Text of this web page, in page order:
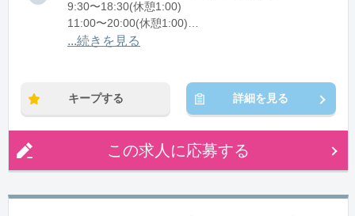
9:30〜18:30(休憩1:00)
11:00〜20:00(休憩1:00)
12:00〜21:00(休憩1:00)
...続きを見る
キープする 詳細を見る
この求人に応募する